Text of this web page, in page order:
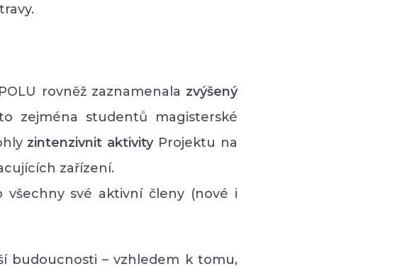
rovněž zaznamenala zvýšený
zejména studentů magisterské
zintenzivnit aktivity Projektu na
zařízení.
všechny své aktivní členy (nové i
budoucnosti – vzhledem k tomu,